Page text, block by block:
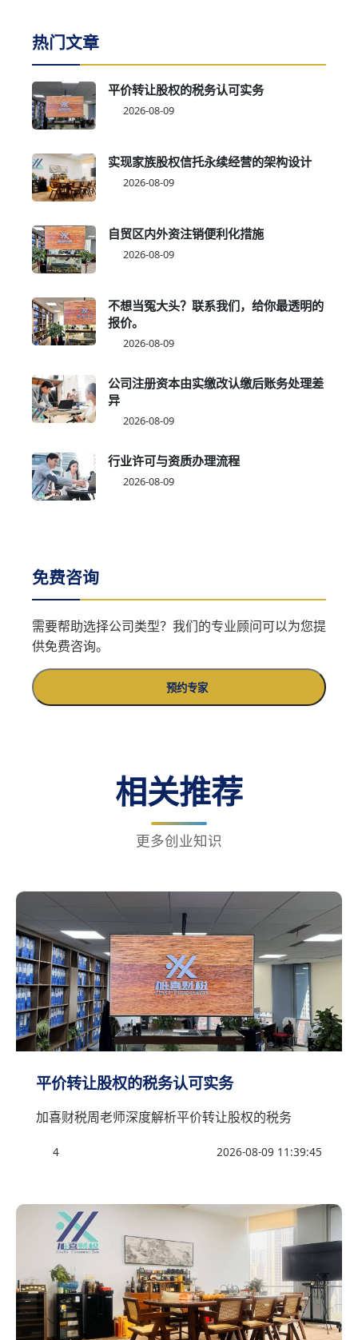
热门文章
平价转让股权的税务认可实务
2026-08-09
实现家族股权信托永续经营的架构设计
2026-08-09
自贸区内外资注销便利化措施
2026-08-09
不想当冤大头？联系我们，给你最透明的
报价。
2026-08-09
公司注册资本由实缴改认缴后账务处理差
异
2026-08-09
行业许可与资质办理流程
2026-08-09
免费咨询
需要帮助选择公司类型？我们的专业顾问可以为您提
供免费咨询。
预约专家
相关推荐
更多创业知识
平价转让股权的税务认可实务
加喜财税周老师深度解析平价转让股权的税务
4 2026-08-09 11:39:45